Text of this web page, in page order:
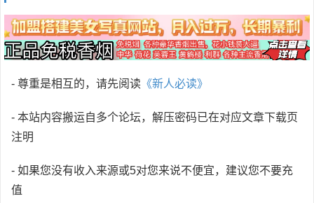
- 尊重是相互的，请先阅读 《新人必读》
- 本站内容搬运自多个论坛，解压密码已在对应文章下载页
注明
- 如果您没有收入来源或5对您来说不便宜，建议您不要充
值